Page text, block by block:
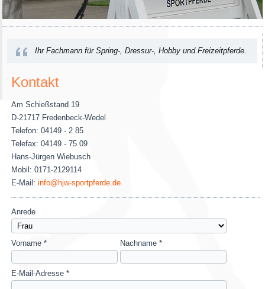
Ihr Fachmann für Spring-, Dressur-, Hobby und Freizeitpferde.
Kontakt
Am Schießstand 19
D-21717 Fredenbeck-Wedel
Telefon: 04149 - 2 85
Telefax: 04149 - 75 09
Hans-Jürgen Wiebusch
Mobil: 0171-2129114
E-Mail:info@hjw-sportpferde.de
Anrede
Vorname * Nachname *
E-Mail-Adresse *